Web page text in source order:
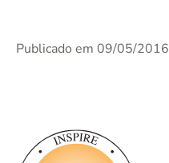
Publicado em 09/05/2016